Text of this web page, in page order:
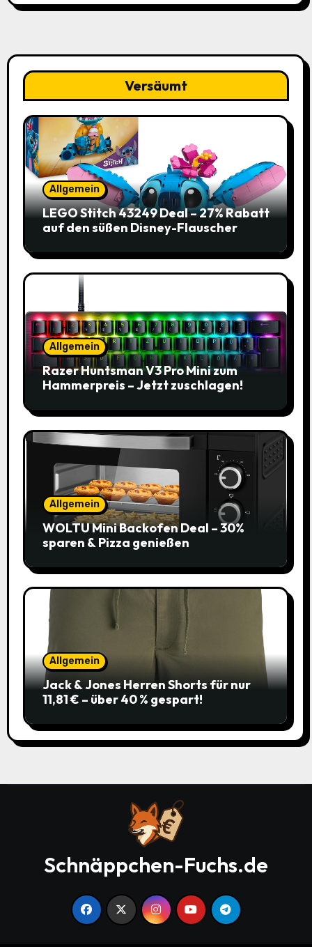
Versäumt
Allgemein
LEGO Stitch 43249 Deal – 27% Rabatt
auf den süßen Disney-Flauscher
Allgemein
Razer Huntsman V3 Pro Mini zum
Hammerpreis – Jetzt zuschlagen!
Allgemein
WOLTU Mini Backofen Deal – 30%
sparen & Pizza genießen
Allgemein
Jack & Jones Herren Shorts für nur
11,81 € – über 40 % gespart!
Schnäppchen-Fuchs.de